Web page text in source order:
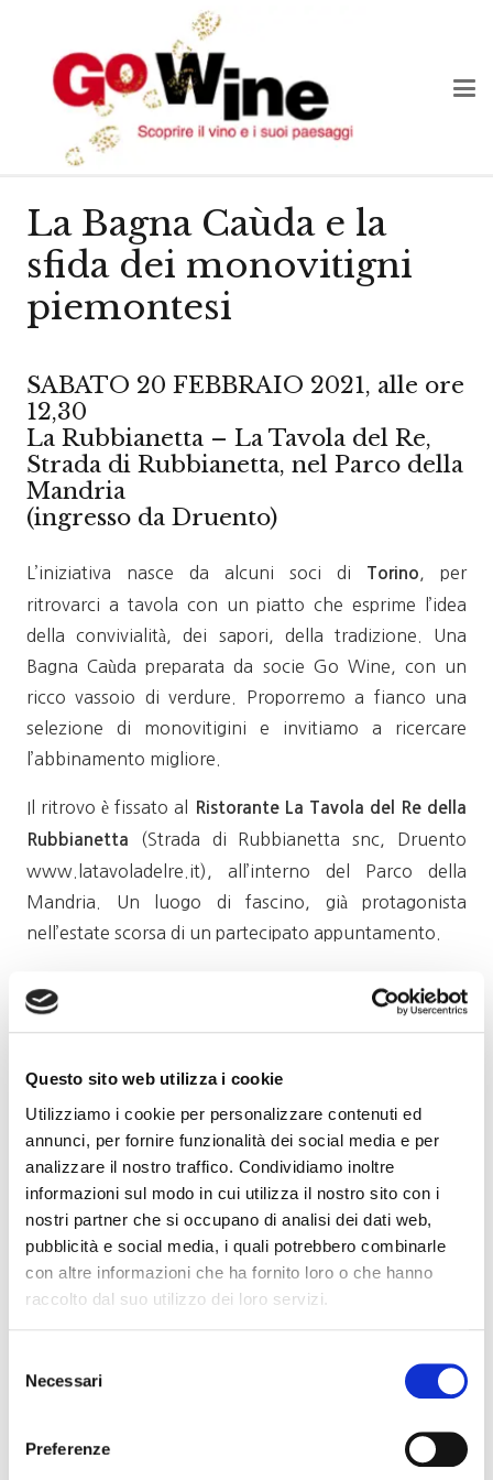
Questo sito web utilizza i cookie
Utilizziamo i cookie per personalizzare contenuti ed
annunci, per fornire funzionalità dei social media e per
analizzare il nostro traffico. Condividiamo inoltre
informazioni sul modo in cui utilizza il nostro sito con i
nostri partner che si occupano di analisi dei dati web,
pubblicità e social media, i quali potrebbero combinarle
con altre informazioni che ha fornito loro o che hanno
raccolto dal suo utilizzo dei loro servizi.
delNecessari
Preferenze
La Bagna Caùda e la
sfida dei monovitigni
piemontesi
SABATO 20 FEBBRAIO 2021, alle ore
12,30
La Rubbianetta – La Tavola del Re,
Strada di Rubbianetta, nel Parco della
Mandria
(ingresso da Druento)
L’iniziativa nasce da alcuni soci di Torino , per
ritrovarci a tavola con un piatto che esprime l’idea
della convivialità, dei sapori, della tradizione. Una
Bagna Caùda preparata da socie Go Wine, con un
ricco vassoio di verdure. Proporremo a fianco una
selezione di monovitigini e invitiamo a ricercare
l’abbinamento migliore.
Il ritrovo è fissato al
Ristorante La Tavola del Re della
Rubbianetta (Strada di Rubbianetta snc, Druento
www.latavoladelre.it), all’interno del Parco della
Mandria. Un luogo di fascino, già protagonista
nell’estate scorsa di un partecipato appuntamento.
Vittorio Emanuele II, oggi recuperato dalla Regione
Internazionale del Cavallo, con un’attività di
ristorazione e accoglienza in grandi spazi.
L’evento si svolgerà in piena sicurezza: con tavoli da 4
posti con il dovuto distanziamento, presenza di
igienizzanti per le mani, le coppie che partecipano
avranno un loro singolo tavolo. Con la possibilità di
formare gruppi di amici a tavola, sempre con il
distanziamento previsto.
Bagna Caùda con verdure